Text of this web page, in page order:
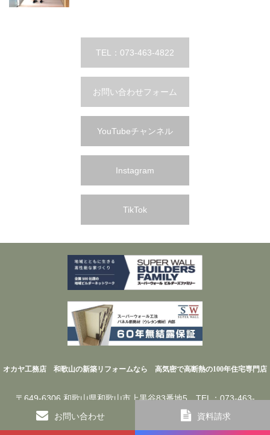
TEL：073-463-4822
お問い合わせフォーム
YouTubeチャンネル
Instagram
TikTok
オカヤ工務店 和歌山の新築リフォームなら 高気密で高断熱の100年住宅専門店
〒649-6306 和歌山県和歌山市上黒谷83番地5 TEL：073-463-
4822／FAX：073-460-9034
お問い合わせ 資料請求